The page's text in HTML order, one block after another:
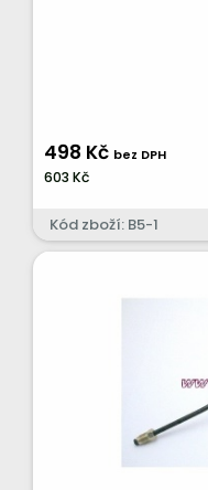
498 Kč bez DPH
603 Kč
Kód zboží: B5-1